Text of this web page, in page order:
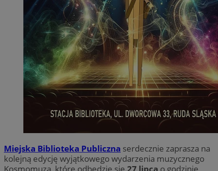
Miejska Biblioteka Publiczna serdecznie zaprasza na
kolejną edycję wyjątkowego wydarzenia muzycznego